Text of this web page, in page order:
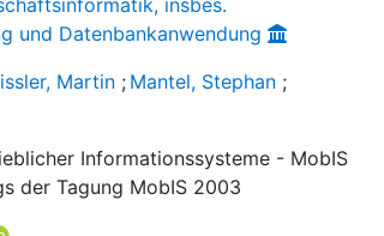
insbes.
und Datenbankanwendung
Martin ; Mantel, Stephan ;
Informationssysteme - MobIS
der Tagung MobIS 2003